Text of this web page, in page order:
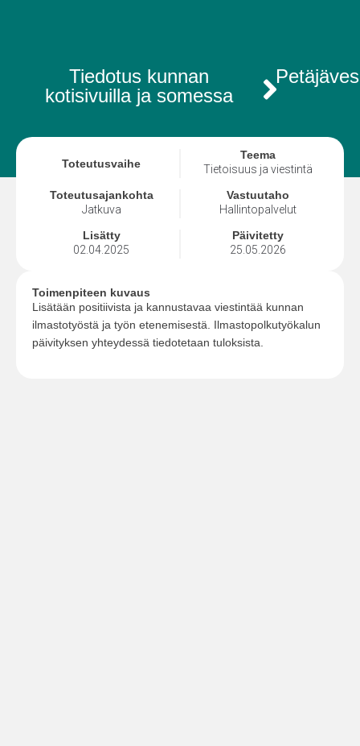
Tiedotus kunnan
kotisivuilla ja somessa
Toteutusvaihe
Teema
Tietoisuus ja viestintä
Toteutusajankohta
Jatkuva
Vastuutaho
Hallintopalvelut
Lisätty
02.04.2025
Päivitetty
25.05.2026
Toimenpiteen kuvaus
Lisätään positiivista ja kannustavaa viestintää kunnan
ilmastotyöstä ja työn etenemisestä. Ilmastopolkutyökalun
päivityksen yhteydessä tiedotetaan tuloksista.